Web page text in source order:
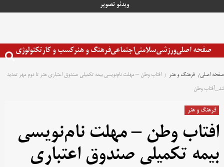
ویدئو تصویر
صفحه اصلیورزشیسلامتیاجتماعیفرهنگ و هنرکسب و کارتکنولوژی
صفحه اصلی فرهنگ و هنر
افتاب وطن – مهلت نام‌نویسی بیمه تکمیلی صندوق اعتباری هنر تا دوم مهر تمدید
شد_آفتاب وطن
فرهنگ و هنر
افتاب وطن – مهلت نام‌نویسی
بیمه تکمیلی صندوق اعتباری